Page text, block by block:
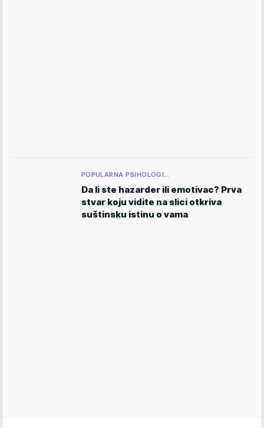
POPULARNA PSIHOLOGI…
Da li ste hazarder ili emotivac? Prva
stvar koju vidite na slici otkriva
suštinsku istinu o vama